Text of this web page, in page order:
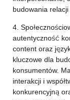
budowania relacji
4.
autentyczność
content oraz
kluczowe dla
konsumentów.
interakcji i
konkurencyjną